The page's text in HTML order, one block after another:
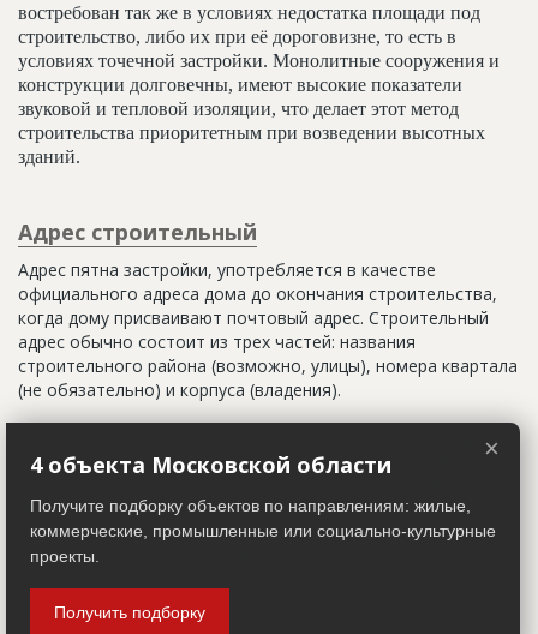
востребован так же в условиях недостатка площади под
строительство, либо их при её дороговизне, то есть в
условиях точечной застройки. Монолитные сооружения и
конструкции долговечны, имеют высокие показатели
звуковой и тепловой изоляции, что делает этот метод
строительства приоритетным при возведении высотных
зданий.
Адрес строительный
Адрес пятна застройки, употребляется в качестве
официального адреса дома до окончания строительства,
когда дому присваивают почтовый адрес. Строительный
адрес обычно состоит из трех частей: названия
строительного района (возможно, улицы), номера квартала
(не обязательно) и корпуса (владения).
Настоящим строительным адресом можно считать адрес,
указанный в правоустанавливающих документах. Иногда
(например, вторая очередь). В официальных документах
должен присутствовать официальный строительный адрес,
а все остальное - это уточнения типа "шестикомнатная
для переговоров.
×
4 объекта Московской области
Получите подборку объектов по направлениям: жилые,
коммерческие, промышленные или социально-культурные
проекты.
Получить подборку